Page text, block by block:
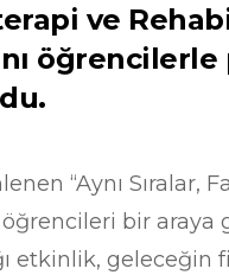
ve
“Aynı Sıralar,
bir
etkinlik,